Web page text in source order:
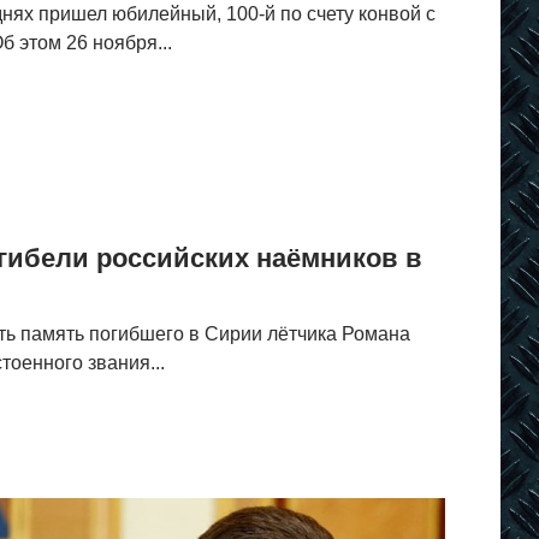
пришел юбилейный, 100-й по счету конвой с
этом 26 ноября...
российских наёмников в
память погибшего в Сирии лётчика Романа
звания...